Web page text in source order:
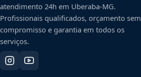
atendimento 24h em Uberaba-MG.
Profissionais qualificados, orçamento sem
compromisso e garantia em todos os
serviços.